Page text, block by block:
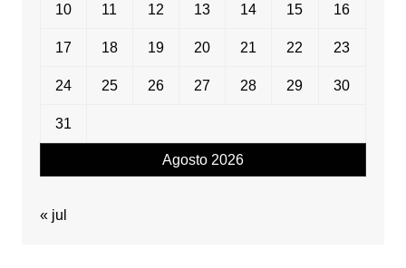
Agosto 2026
10 11 12 13 14 15 16
17 18 19 20 21 22 23
24 25 26 27 28 29 30
31
« jul